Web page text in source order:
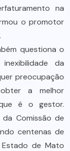
na
o promotor
questiona o
da
preocupação
a melhor
é o gestor.
Comissão de
centenas de
de Mato